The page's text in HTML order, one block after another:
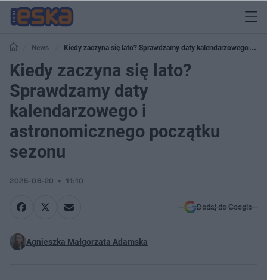
News
Kiedy zaczyna się lato? Sprawdzamy daty kalendarzowego i
astronomicznego początku sezonu
Kiedy zaczyna się lato?
Sprawdzamy daty
kalendarzowego i
astronomicznego początku
sezonu
2025-06-20 11:10
Dodaj do Google
Agnieszka Małgorzata Adamska